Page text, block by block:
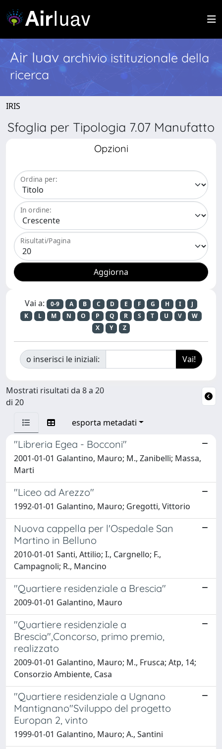
Air Iuav archivio istituzionale della
ricerca
IRIS
Sfoglia per Tipologia 7.07 Manufatto
Opzioni
Ordina per:
In ordine:
Risultati/Pagina
Vai a: 0-9 A B C D E F G H I
J
K
L M N O P Q R S T U V
W
X
Y Z
o inserisci le iniziali:
Mostrati risultati da 8 a 20
di 20
esporta metadati
"Libreria Egea - Bocconi"
2001-01-01 Galantino, Mauro; M., Zanibelli; Massa,
Marti
"Liceo ad Arezzo"
1992-01-01 Galantino, Mauro; Gregotti, Vittorio
Nuova cappella per l'Ospedale San
Martino in Belluno
2010-01-01 Santi, Attilio; I., Cargnello; F.,
Campagnoli; R., Mancino
"Quartiere residenziale a Brescia"
2009-01-01 Galantino, Mauro
"Quartiere residenziale a
Brescia",Concorso, primo premio,
realizzato
2009-01-01 Galantino, Mauro; M., Frusca; Atp, 14;
Consorzio Ambiente, Casa
"Quartiere residenziale a Ugnano
Mantignano"Sviluppo del progetto
Europan 2, vinto
1999-01-01 Galantino, Mauro; A., Santini